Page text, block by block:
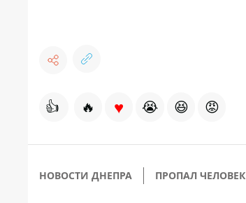
👍 🔥 ♥ 😭 😆 😡
НОВОСТИ ДНЕПРА ПРОПАЛ ЧЕЛОВЕК